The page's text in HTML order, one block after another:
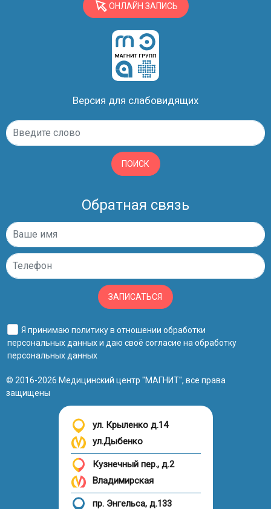
ОНЛАЙН ЗАПИСЬ
Версия для слабовидящих
ПОИСК
Обратная связь
ЗАПИСАТЬСЯ
Я принимаю политику в отношении обработки
персональных данныхи даю своё согласие на обработку
персональных данных
© 2016-2026 Медицинский центр "МАГНИТ", все права
защищены
ул. Крыленко д.14
ул.Дыбенко
Кузнечный пер., д.2
Владимирская
пр. Энгельса, д.133